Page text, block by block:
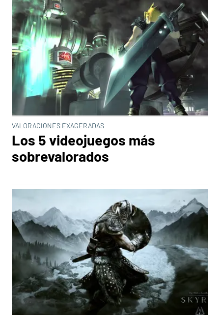
VALORACIONES EXAGERADAS
Los 5 videojuegos más
sobrevalorados